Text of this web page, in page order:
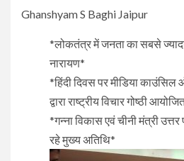
Ghanshyam S Baghi Jaipur
*लोकतंत्र में जनता का सबसे ज्यादा
नारायण*
*हिंदी दिवस पर मीडिया
द्वारा राष्ट्रीय विचार गोष्ठी
*गन्ना विकास एवं चीनी मंत्री उत्तर
रहे मुख्य अतिथि*